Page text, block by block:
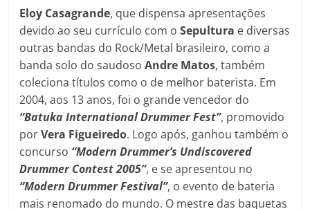
Eloy Casagrande, que dispensa apresentações
devido ao seu currículo com oSepultura e diversas
outras bandas do Rock/Metal brasileiro, como a
banda solo do saudosoAndre Matos, também
coleciona títulos como o de melhor baterista. Em
2004, aos 13 anos, foi o grande vencedor do
“Batuka International Drummer Fest”, promovido
porVera Figueiredo. Logo após, ganhou também o
concurso “Modern Drummer’s Undiscovered
Drummer Contest 2005”, e se apresentou no
“Modern Drummer Festival”, o evento de bateria
mais renomado do mundo. O mestre das baquetas